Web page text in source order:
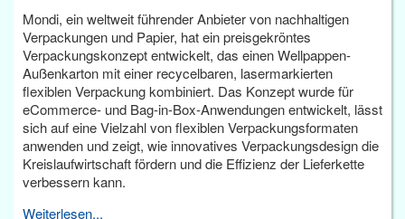
Mondi, ein weltweit führender Anbieter von nachhaltigen
Verpackungen und Papier, hat ein preisgekröntes
Verpackungskonzept entwickelt, das einen Wellpappen-
Außenkarton mit einer recycelbaren, lasermarkierten
flexiblen Verpackung kombiniert. Das Konzept wurde für
eCommerce- und Bag-in-Box-Anwendungen entwickelt, lässt
sich auf eine Vielzahl von flexiblen Verpackungsformaten
anwenden und zeigt, wie innovatives Verpackungsdesign die
Kreislaufwirtschaft fördern und die Effizienz der Lieferkette
verbessern kann.
Weiterlesen...